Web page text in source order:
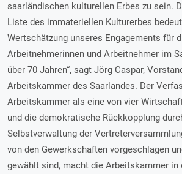
saarländischen kulturellen Erbes zu sein.
Liste des immateriellen Kulturerbes
Wertschätzung unseres Engagements für
Arbeitnehmerinnen und Arbeitnehmer im
über 70 Jahren“, sagt Jörg Caspar,
Arbeitskammer des Saarlandes. Der
Arbeitskammer als eine von vier
und die demokratische Rückkopplung
Selbstverwaltung der
von den Gewerkschaften vorgeschlagen
gewählt sind, macht die Arbeitskammer in